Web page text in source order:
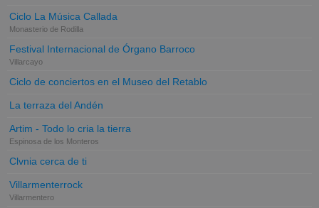
Ciclo La Música Callada
Monasterio de Rodilla
Festival Internacional de Órgano Barroco
Villarcayo
Ciclo de conciertos en el Museo del Retablo
La terraza del Andén
Artim - Todo lo cria la tierra
Espinosa de los Monteros
Clvnia cerca de ti
Villarmenterrock
Villarmentero